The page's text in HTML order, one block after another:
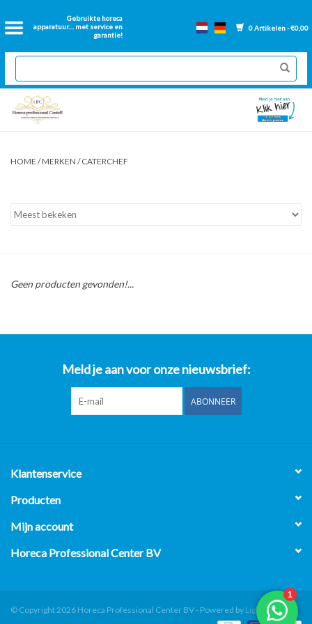
Gebruikte horeca
apparatuur.... met service en
garantie!
0 Artikelen - €0,00
Home
2dehands Horeca
Nieuwe apparatuur
Onderdelen bakwanden
Over ons
HOME /MERKEN /CATERCHEF
Geen producten gevonden!...
Meld je aan voor onze nieuwsbrief:
ABONNEER
Klantenservice
Producten
Mijn account
Horeca Professional Center BV
© Copyright 2026 Horeca Professional Center BV - Powered by Lightspeed